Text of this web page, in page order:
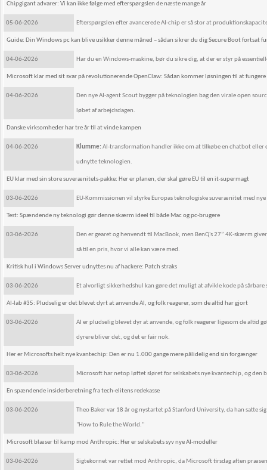
Chipgigant advarer: Vi kan ikke følge med efterspørgslen de næste mange år
05-06-2026 Efterspørgslen efter avancerede AI-chip er så stor at
Guide: Din Windows pc kan blive usikker denne måned – sådan sikrer du dig Secure Boot fortsat
04-06-2026 Har du en Windows-maskine, bør du sikre dig, at der er styr på
Microsoft klar med sit svar på revolutionerende OpenClaw: Sådan kommer løsningen til at fungere
04-06-2026 Den nye AI-agent Scout bygger på teknologien bag den virale open
løbet af arbejdsdagen.
Danske virksomheder har tre år til at vinde kampen
04-06-2026 Klumme:AI-transformation handler ikke om at tilkøbe en chatbot
udnytte teknologien.
EU klar med sin store suverænitets-pakke: Her er planen, der skal gøre EU til en it-supermagt
03-06-2026 EU-Kommissionen vil styrke Europas teknologiske suverænitet med
Test: Spændende ny teknologi gør denne skærm ideel til både Mac og pc-brugere
03-06-2026 Den er gearet og henvendt til MacBook, men BenQ's 27” 4K-skærm
så til en pris, hvor vi alle kan være med.
Kritisk hul i Windows Server udnyttes nu af hackere: Patch straks
03-06-2026 Et alvorligt sikkerhedshul kan gøre det muligt at afvikle kode på
AI-lab #35: Pludselig er det blevet dyrt at anvende AI, og folk reagerer, som de altid har gjort
03-06-2026 AI er pludselig blevet dyr at anvende, og folk reagerer ligesom de altid
dyrere bliver det, og det er fair nok.
Her er Microsofts helt nye kvantechip: Den er nu 1.000 gange mere pålidelig end sin forgænger
03-06-2026 Microsoft har netop løftet sløret for selskabets nye kvantechip, og
En spændende insiderberetning fra tech-elitens redekasse
03-06-2026 Theo Baker var 18 år og nystartet på Stanford University, da han satte
"How to Rule the World."
Microsoft blæser til kamp mod Anthropic: Her er selskabets syv nye AI-modeller
03-06-2026 Sigtekornet var rettet mod Anthropic, da Microsoft tirsdag aften